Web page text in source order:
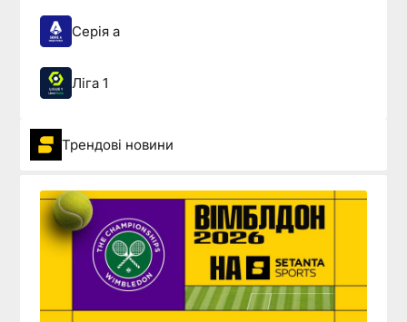
Серія а
Ліга 1
Трендові новини